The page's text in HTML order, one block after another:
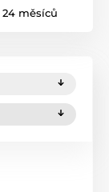
24 měsíců